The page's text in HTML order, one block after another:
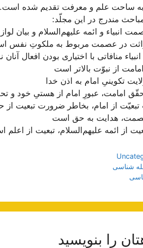
به ساحت علم و معرفت تقدیم شده است.
مندرج در این مجلّد:
انبیاء و ائمه علیهم‌السلام و بیان
در عصمت مربوط به ملکوتِ نفس
منافاتی با اختیاری بودن افعال آنان
از نبوّت بالاتر است
تکوینیِ امام به اذن خدا
امامت، عبورِ امام از هستیِ خود و
از امام، بخاطر ضرورت تبعیت
هدایت به حق است
از ائمه علیهم‌السلام، تبعیت از اعلم
را بنویسید